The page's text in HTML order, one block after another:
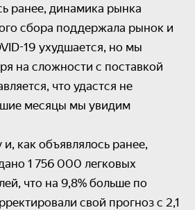
ранее, динамика рынка
сбора поддержала рынок и
19 ухудшается, но мы
на сложности с поставкой
что удастся не
месяцы мы увидим
как объявлялось ранее,
1 756 000 легковых
что на 9,8% больше по
свой прогноз с 2,1